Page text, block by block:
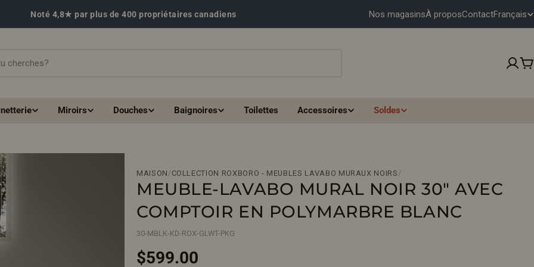
Noté 4,8★ par plus de 400 propriétaires canadiens Nos magasinsÀ proposContactL
N
Français
Miroirs Douches Baignoires Toilettes Accessoires Soldes
MAISON /COLLECTION ROXBORO - MEUBLES LAVABO MURAUX NOIRS /
MEUBLE-LAVABO MURAL NOIR 30" AVEC
COMPTOIR EN POLYMARBRE BLANC
30-MBLK-KD-ROX-GLWT-PKG
Prix
$599.00